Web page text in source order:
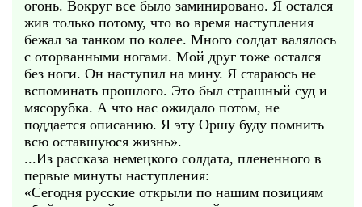
огонь. Вокруг все было заминировано. Я остался
жив только потому, что во время наступления
бежал за танком по колее. Много солдат валялось
с оторванными ногами. Мой друг тоже остался
без ноги. Он наступил на мину. Я стараюсь не
вспоминать прошлого. Это был страшный суд и
мясорубка. А что нас ожидало потом, не
поддается описанию. Я эту Оршу буду помнить
всю оставшуюся жизнь».
...Из рассказа немецкого солдата, плененного в
первые минуты наступления:
«Сегодня русские открыли по нашим позициям